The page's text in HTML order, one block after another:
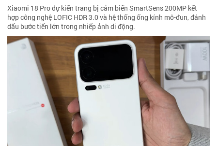
Xiaomi 18 Pro dự kiến trang bị cảm biến SmartSens 200MP kết
hợp công nghệ LOFIC HDR 3.0 và hệ thống ống kính mô-đun, đánh
dấu bước tiến lớn trong nhiếp ảnh di động.